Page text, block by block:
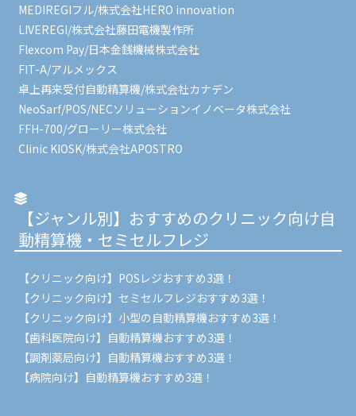
MEDIREGIフル/株式会社HERO innovation
LIVEREGI/株式会社藤田電機製作所
Flexcom Pay/日本金銭機械株式会社
FIT-A/アルメックス
卓上再来受付自動精算機/株式会社カナデン
NeoSarf/POS/NECソリューションイノベータ株式会社
FFH-700/グローリー株式会社
Clinic KIOSK/株式会社APOSTRO
【ジャンル別】おすすめのクリニック向け自
動精算機・セミセルフレジ
【クリニック向け】POSレジおすすめ3選！
【クリニック向け】セミセルフレジおすすめ3選！
【クリニック向け】小型の自動精算機おすすめ3選！
【歯科医院向け】自動精算機おすすめ3選！
【調剤薬局向け】自動精算機おすすめ3選！
【病院向け】自動精算機おすすめ3選！